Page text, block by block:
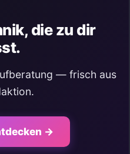
die zu dir
— frisch aus
→